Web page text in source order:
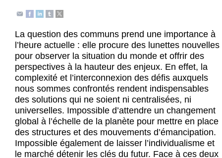
Agenda
Actus et médias
Boutique
La question des communs prend une importance à
l’heure actuelle : elle procure des lunettes nouvelles
pour observer la situation du monde et offrir des
perspectives à la hauteur des enjeux. En effet, la
complexité et l’interconnexion des défis auxquels
nous sommes confrontés rendent indispensables
des solutions qui ne soient ni centralisées, ni
universelles. Impossible d’attendre un changement
global à l’échelle de la planète pour mettre en place
des structures et des mouvements d’émancipation.
Impossible également de laisser l’individualisme et
le marché détenir les clés du futur. Face à ces deux